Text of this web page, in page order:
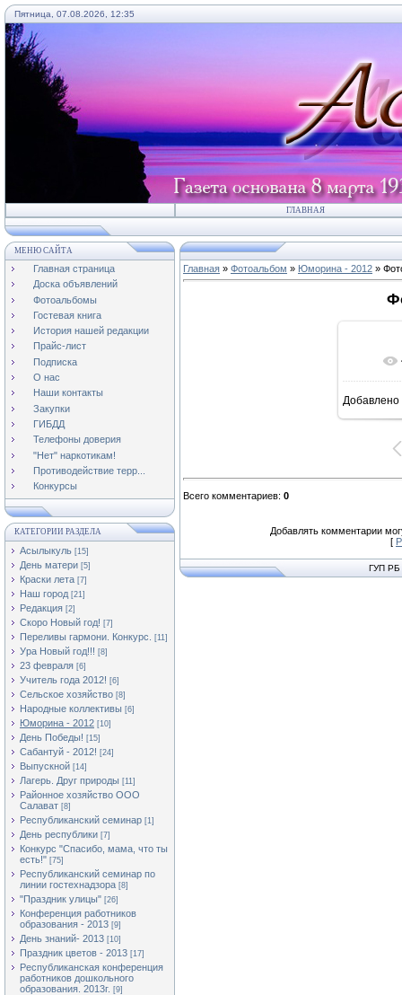
Пятница, 07.08.2026, 12:35
ГЛАВНАЯ
МЕНЮ САЙТА
Главная страница
Доска объявлений
Фотоальбомы
Гостевая книга
История нашей редакции
Прайс-лист
Подписка
О нас
Наши контакты
Закупки
ГИБДД
Телефоны доверия
"Нет" наркотикам!
Противодействие терр...
Конкурсы
КАТЕГОРИИ РАЗДЕЛА
Асылыкуль [15]
День матери [5]
Краски лета [7]
Наш город [21]
Редакция [2]
Скоро Новый год! [7]
Переливы гармони. Конкурс. [11]
Ура Новый год!!! [8]
23 февраля [6]
Учитель года 2012! [6]
Сельское хозяйство [8]
Народные коллективы [6]
Юморина - 2012 [10]
День Победы! [15]
Сабантуй - 2012! [24]
Выпускной [14]
Лагерь. Друг природы [11]
Районное хозяйство ООО
Салават [8]
Республиканский семинар [1]
День республики [7]
Конкурс "Спасибо, мама, что ты
есть!" [75]
Республиканский семинар по
линии гостехнадзора [8]
"Праздник улицы" [26]
Конференция работников
образования - 2013 [9]
День знаний- 2013 [10]
Праздник цветов - 2013 [17]
Республиканская конференция
работников дошкольного
образования. 2013г. [9]
Главная » Фотоальбом » Юморина - 2012 »
Добавлено
Всего комментариев: 0
Добавлять комментарии
[
ГУП РБ